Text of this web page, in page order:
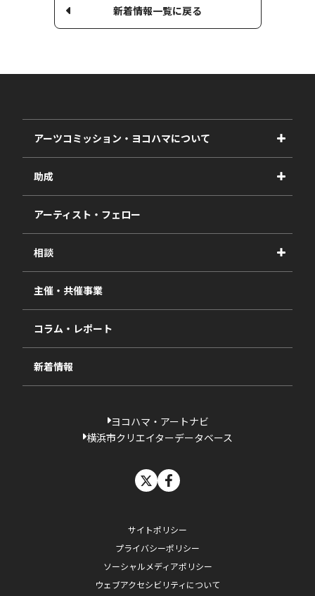
新着情報一覧に戻る
アーツコミッション・ヨコハマについて
事業紹介
事業報告書
助成
2027年度
2026年度
2025年度
2024年度
2023年度
過去の採択一覧
アーティスト・フェロー
相談
視察・ヒアリング・研究
相談依頼フォーム
主催・共催事業
コラム・レポート
新着情報
ヨコハマ・アートナビ
横浜市クリエイターデータベース
サイトポリシー
プライバシーポリシー
ソーシャルメディアポリシー
ウェブアクセシビリティについて